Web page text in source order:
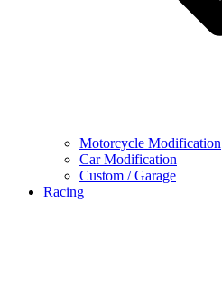
Motorcycle Modification
Car Modification
Custom / Garage
Racing